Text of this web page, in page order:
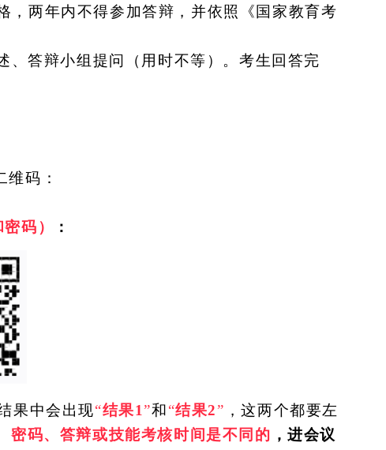
，两年内不得参加答辩，并依照《国家教育考
、答辩小组提问（用时不等）。考生回答完
维码：
码） ：
果中会出现“结果1”和“结果2” ，这两个都要左
密码、答辩或技能考核时间是不同的 ，进会议